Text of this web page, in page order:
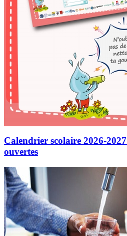
Calendrier scolaire 2026-
ouvertes